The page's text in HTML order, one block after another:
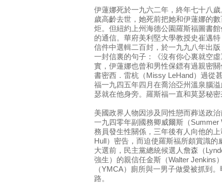
伊蓮娜死於一九六二年，終年七十八
歲高齡去世，她死前把她和伊蓮娜的
炬。但紐約上州海德公園羅斯福圖書
的通信。華府美利堅大學教授史崔邁
信件中選輯二百封，於一九九八年出
一封信裏的句子：《沒有你心裏就空
實，伊蓮娜也曾和男性保鏢有過親密
書密西．雷杭（Missy LeHand）過從
福一九四五年四月在喬治亞州溫泉腦
瑟就在他身旁。羅斯福一直和莫瑟秘
美國政界人物因涉及同性戀而葬送政
一九四零年副國務卿威爾斯（
務員發生性關係，三年後有人向他的
Hull）密告，而迫使羅斯福所頗賞識
大選前，民主黨總統候選人詹森（
強生）的親信任金斯（Walter Jenkins
（YMCA）廁所與一男子做愛被抓到
路。